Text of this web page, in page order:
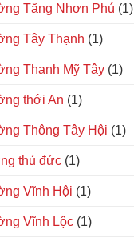
Tăng Nhơn Phú (1)
Tây Thạnh (1)
Thạnh Mỹ Tây (1)
thới An (1)
Thông Tây Hội (1)
thủ đức (1)
Vĩnh Hội (1)
Vĩnh Lộc (1)